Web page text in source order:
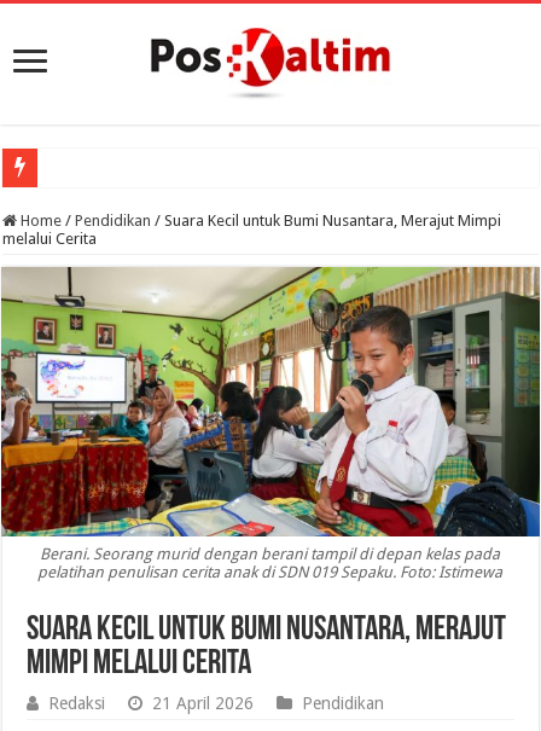
Home / Pendidikan / Suara Kecil untuk Bumi Nusantara, Merajut Mimpi
melalui Cerita
Berani. Seorang murid dengan berani tampil di depan kelas pada
pelatihan penulisan cerita anak di SDN 019 Sepaku. Foto: Istimewa
Suara Kecil untuk Bumi Nusantara, Merajut
Mimpi melalui Cerita
Redaksi 21 April 2026 Pendidikan